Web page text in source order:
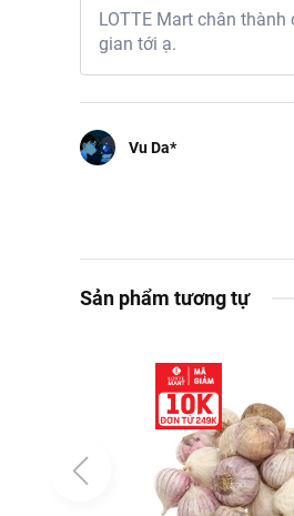
LOTTE Mart chân
gian tới ạ.
Vu Da*
Sản phẩm tương tự